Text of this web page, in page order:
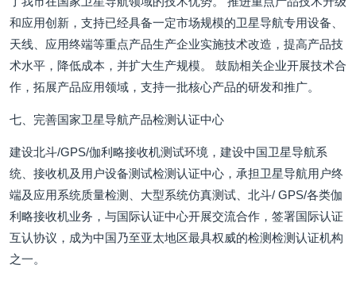
和应用创新，支持已经具备一定市场规模的卫星导航专用设备、
天线、应用终端等重点产品生产企业实施技术改造，提高产品技
术水平，降低成本，并扩大生产规模。 鼓励相关企业开展技术合
作，拓展产品应用领域，支持一批核心产品的研发和推广。
七、完善国家卫星导航产品检测认证中心
建设北斗/GPS/伽利略接收机测试环境，建设中国卫星导航系
统、接收机及用户设备测试检测认证中心，承担卫星导航用户终
端及应用系统质量检测、大型系统仿真测试、北斗/ GPS/各类伽
利略接收机业务，与国际认证中心开展交流合作，签署国际认证
互认协议，成为中国乃至亚太地区最具权威的检测检测认证机构
之一。